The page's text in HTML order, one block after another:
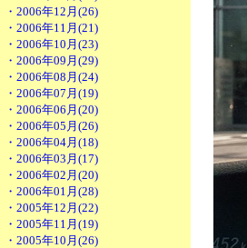
・2006年12月(26)
・2006年11月(21)
・2006年10月(23)
・2006年09月(29)
・2006年08月(24)
・2006年07月(19)
・2006年06月(20)
・2006年05月(26)
・2006年04月(18)
・2006年03月(17)
・2006年02月(20)
・2006年01月(28)
・2005年12月(22)
・2005年11月(19)
・2005年10月(26)